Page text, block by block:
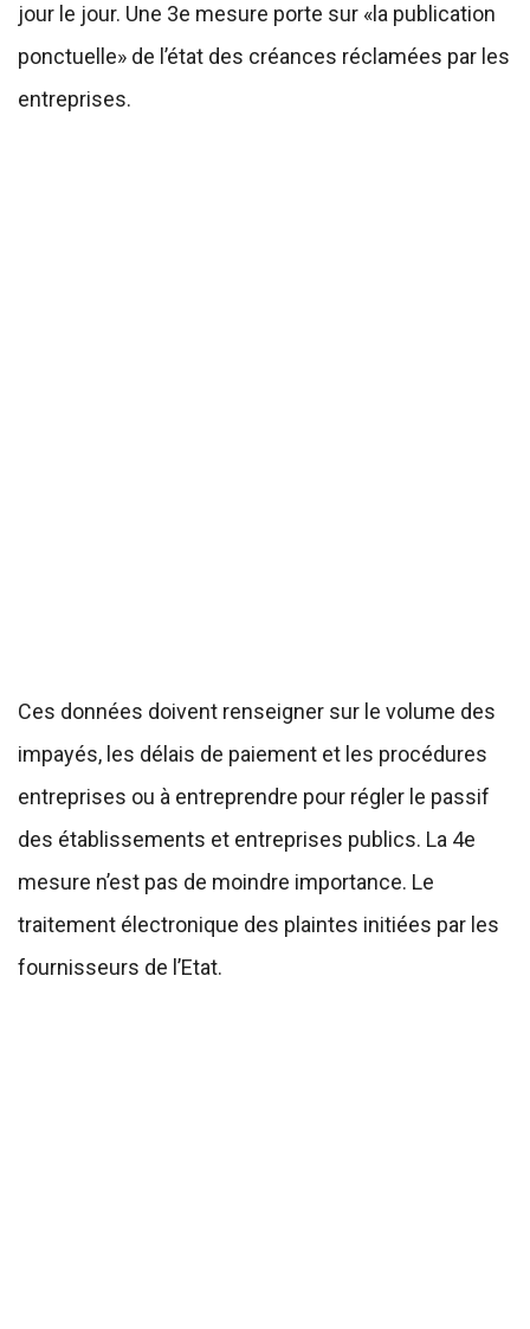
jour le jour. Une 3e mesure porte sur «la publication
ponctuelle» de l’état des créances réclamées par les
entreprises.
Ces données doivent renseigner sur le volume des
impayés, les délais de paiement et les procédures
entreprises ou à entreprendre pour régler le passif
des établissements et entreprises publics. La 4e
mesure n’est pas de moindre importance. Le
traitement électronique des plaintes initiées par les
fournisseurs de l’Etat.